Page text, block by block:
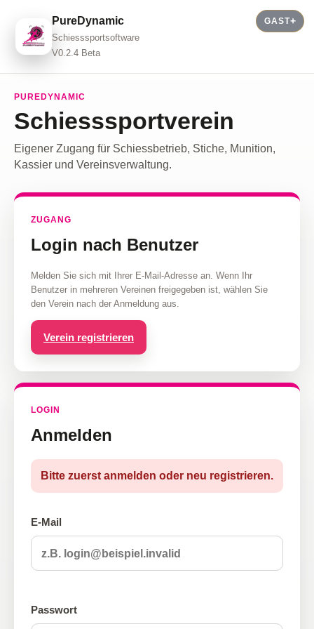
PureDynamic
Schiesssportsoftware
V0.2.4 Beta
GAST
PUREDYNAMIC
Schiesssportverein
Eigener Zugang für Schiessbetrieb, Stiche, Munition,
Kassier und Vereinsverwaltung.
ZUGANG
Login nach Benutzer
Melden Sie sich mit Ihrer E-Mail-Adresse an. Wenn Ihr
Benutzer in mehreren Vereinen freigegeben ist, wählen Sie
den Verein nach der Anmeldung aus.
Verein registrieren
LOGIN
Anmelden
Bitte zuerst anmelden oder neu registrieren.
E-Mail
Passwort